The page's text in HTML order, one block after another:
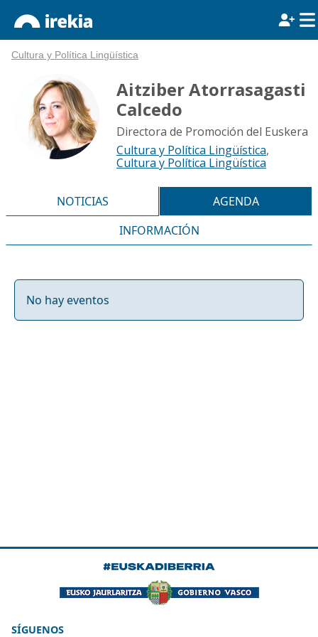
Cultura y Política Lingüística
Aitziber Atorrasagasti
Calcedo
Directora de Promoción del Euskera
Cultura y Política Lingüística,
Cultura y Política Lingüística
NOTICIAS
AGENDA
INFORMACIÓN
No hay eventos
SÍGUENOS